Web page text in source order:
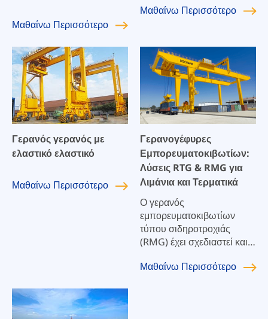
Μαθαίνω Περισσότερο
Μαθαίνω Περισσότερο
Γερανός γερανός με
ελαστικό ελαστικό
Μαθαίνω Περισσότερο
Γερανογέφυρες
Εμπορευματοκιβωτίων:
Λύσεις RTG & RMG για
Λιμάνια και Τερματικά
Ο γερανός
εμπορευματοκιβωτίων
τύπου σιδηροτροχιάς
(RMG) έχει σχεδιαστεί και
τα εθνικά και βιομηχανικά
Μαθαίνω Περισσότερο